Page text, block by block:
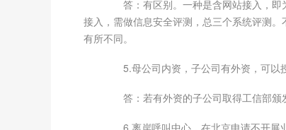
答：有区别。一种是含网站接入，即
接入，需做信息安全评测，总三个系统评测
有所不同。
5.母公司内资，子公司有外资，可以
答：若有外资的子公司取得工信部颁
6.离岸呼叫中心，在北京申请不开展